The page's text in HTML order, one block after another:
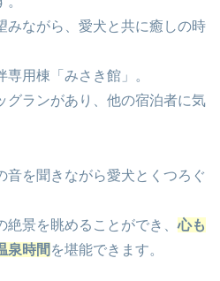
みながら、愛犬と共に癒しの時
用棟「みさき館」。
グランがあり、他の宿泊者に気
音を聞きながら愛犬とくつろぐ
絶景を眺めることができ、心も
泉時間 を堪能できます。